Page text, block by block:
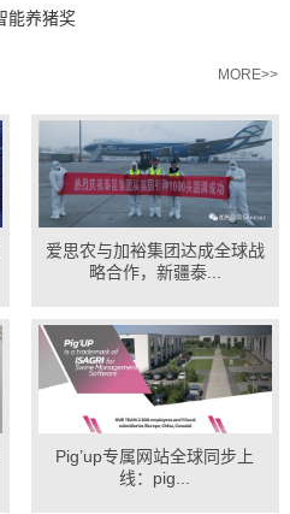
能养猪奖
MORE>>
爱思农与加裕集团达成全球战
略合作，新疆泰...
Pig’up专属网站全球同步上
线：pig...